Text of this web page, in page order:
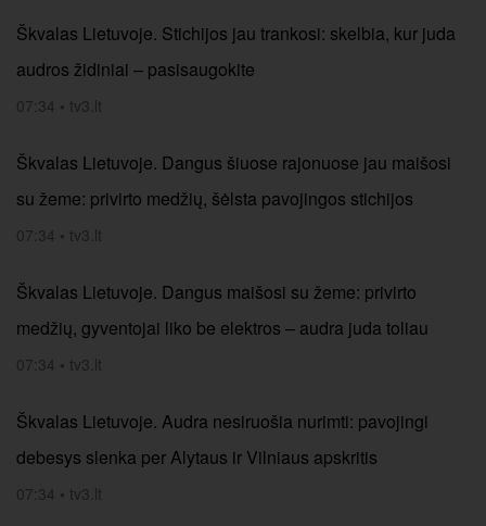
Škvalas Lietuvoje. Stichijos jau trankosi: skelbia, kur juda
audros židiniai – pasisaugokite
07:34 • tv3.lt
Škvalas Lietuvoje. Dangus šiuose rajonuose jau maišosi
su žeme: privirto medžių, šėlsta pavojingos stichijos
07:34 • tv3.lt
Škvalas Lietuvoje. Dangus maišosi su žeme: privirto
medžių, gyventojai liko be elektros – audra juda toliau
07:34 • tv3.lt
Škvalas Lietuvoje. Audra nesiruošia nurimti: pavojingi
debesys slenka per Alytaus ir Vilniaus apskritis
07:34 • tv3.lt